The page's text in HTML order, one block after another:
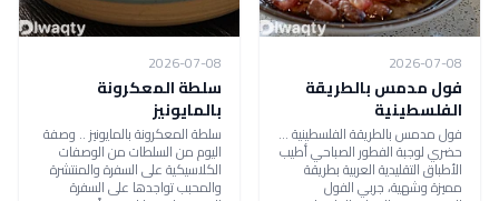
2026-07-08
فول مدمس بالطريقة
الفلسطينية
فول مدمس بالطريقة الفلسطينية ...
حضري لوجبة الفطور الصباحي أطيب
الأطباق التقليدية العربية بطريقة
مميزة وشهية، جربي الفول
2026-07-08
سلطة المعكرونة
بالمايونيز
سلطة المعكرونة بالمايونيز .. وصفة
اليوم من السلطات من الوصفات
الكلاسيكية على السفرة والمنتشرة
والمحبب تواجدها على السفرة